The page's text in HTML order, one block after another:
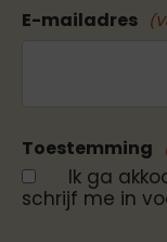
E-mailadres
Toestemming
Ik ga
schrijf me in